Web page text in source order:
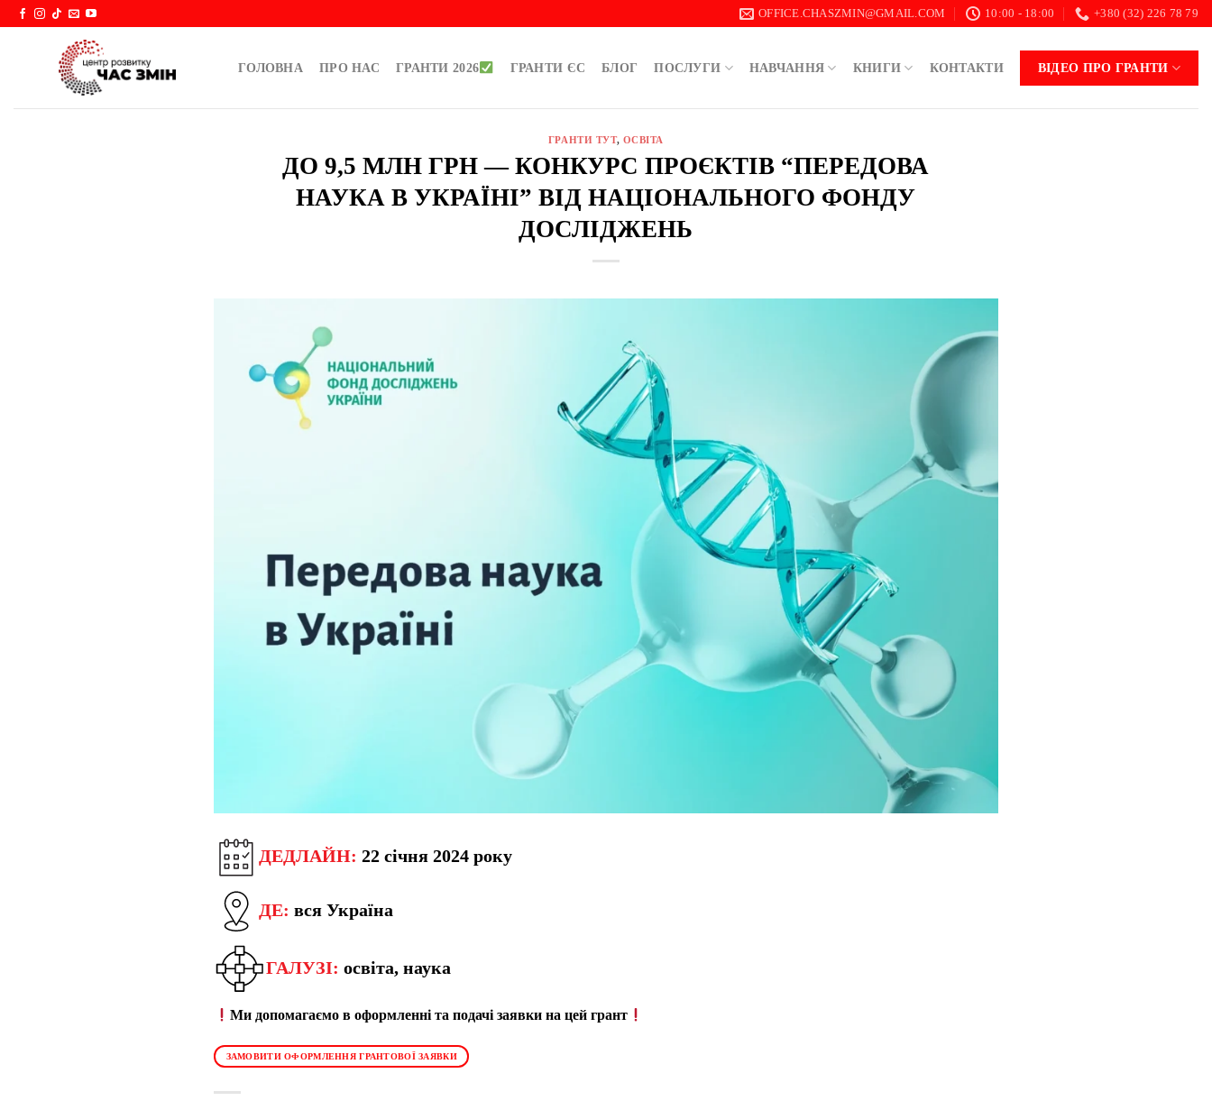
Skip
OFFICE.CHASZMIN@GMAIL.COM 10:00 - 18:00 +380 (32) 226 78 79
ГОЛОВНА ПРО НАС ГРАНТИ 2026 ГРАНТИ ЄС БЛОГ ПОСЛУГИ НАВЧАННЯ КНИГИ КОНТАКТИ ВІДЕО ПРО ГРАНТИ
ГРАНТИ ТУТ, ОСВІТА
ДО 9,5 МЛН ГРН — КОНКУРС ПРОЄКТІВ “ПЕРЕДОВА
НАУКА В УКРАЇНІ” ВІД НАЦІОНАЛЬНОГО ФОНДУ
ДОСЛІДЖЕНЬ
ДЕДЛАЙН: 22 січня 2024 року
ДЕ: вся Україна
ГАЛУЗІ: освіта, наука
Ми допомагаємо в оформленні та подачі заявки на цей грант
ЗАМОВИТИ ОФОРМЛЕННЯ ГРАНТОВОЇ ЗАЯВКИ